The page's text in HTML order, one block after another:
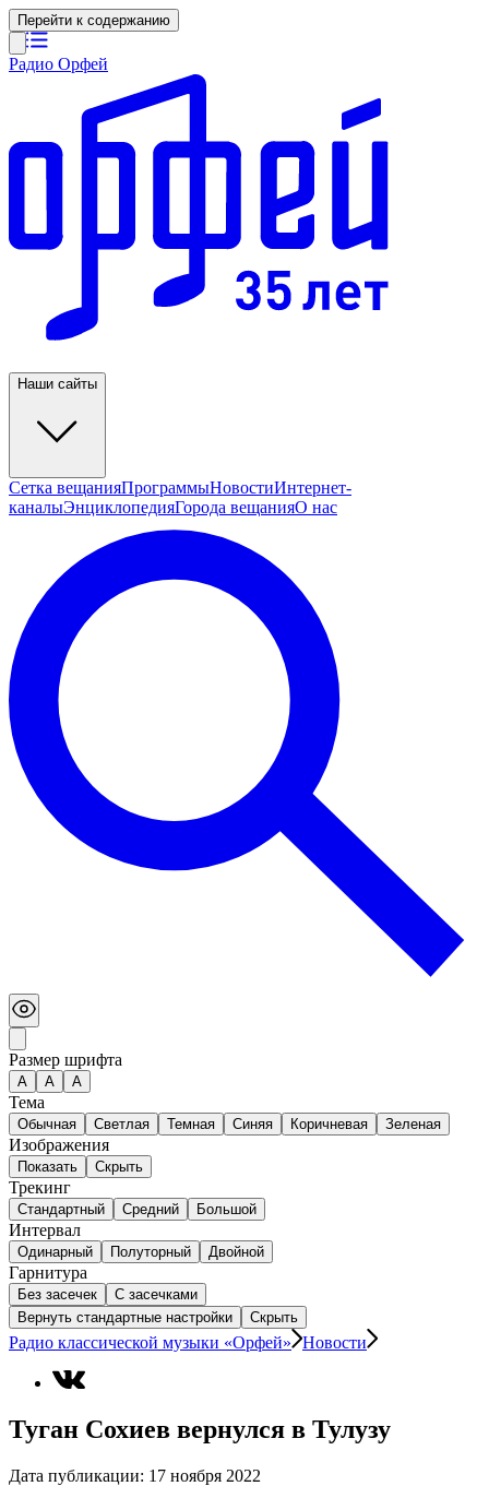
Перейти к содержанию
Радио Орфей
Наши сайты
Сетка вещанияПрограммыНовостиИнтернет-
каналыЭнциклопедияГорода вещанияО нас
Размер шрифта
А A A
Тема
Обычная Светлая Темная Синяя Коричневая Зеленая
Изображения
Показать Скрыть
Трекинг
Стандартный Средний Большой
Интервал
Одинарный Полуторный Двойной
Гарнитура
Без засечек
С засечками
Вернуть стандартные настройки
Скрыть
Радио классической музыки «Орфей» Новости
Туган Сохиев вернулся в Тулузу
Дата публикации: 17 ноября 2022